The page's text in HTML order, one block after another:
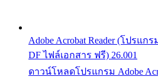
Adobe Acrobat Reader (โปรแก
DF ไฟล์เอกสาร ฟรี) 26.001
ดาวน์โหลดโปรแกรม Adobe